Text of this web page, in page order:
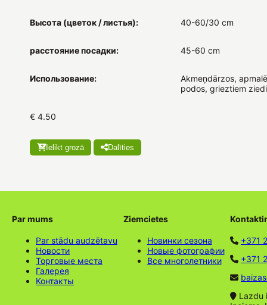
Высота (цветок / листья): 40-60/30 cm
расстояние посадки: 45-60 cm
Использование:
Akmeņdārzos,
podos, grieztiem
€ 4.50
Ielikt grozā Dalīties
Par mums
Par stādu audzētavu
Новости
Торговые места
Галерея
Контакты
Ziemcietes
Новинки сезона
Новые фотографии
Все многолетники
+371
+371
Lazdu